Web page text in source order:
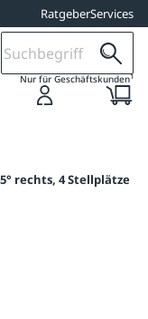
RatgeberServices
Nur für Geschäftskunden1
rechts, 4 Stellplätze